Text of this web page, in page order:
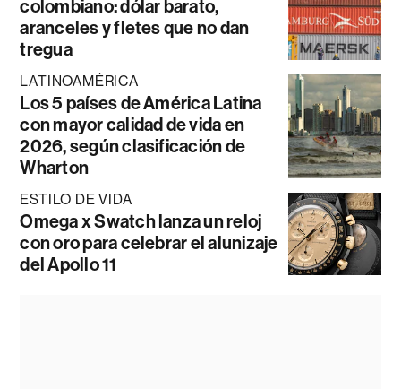
colombiano: dólar barato,
aranceles y fletes que no dan
tregua
LATINOAMÉRICA
Los 5 países de América Latina
con mayor calidad de vida en
2026, según clasificación de
Wharton
ESTILO DE VIDA
Omega x Swatch lanza un reloj
con oro para celebrar el alunizaje
del Apollo 11